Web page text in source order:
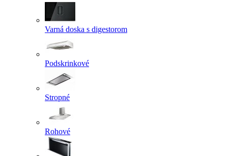
Varná doska s digestorom
Podskrinkové
Stropné
Rohové